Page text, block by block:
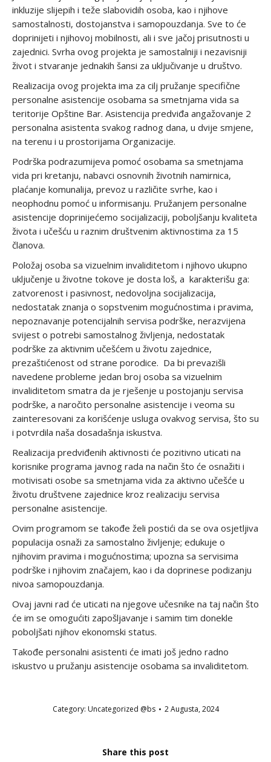
inkluzije slijepih i teže slabovidih osoba, kao i njihove
samostalnosti, dostojanstva i samopouzdanja. Sve to će
doprinijeti i njihovoj mobilnosti, ali i sve jačoj prisutnosti u
zajednici. Svrha ovog projekta je samostalniji i nezavisniji
život i stvaranje jednakih šansi za uključivanje u društvo.
Realizacija ovog projekta ima za cilj pružanje specifične
personalne asistencije osobama sa smetnjama vida sa
teritorije Opštine Bar. Asistencija predviđa angažovanje 2
personalna asistenta svakog radnog dana, u dvije smjene,
na terenu i u prostorijama Organizacije.
Podrška podrazumijeva pomoć osobama sa smetnjama
vida pri kretanju, nabavci osnovnih životnih namirnica,
plaćanje komunalija, prevoz u različite svrhe, kao i
neophodnu pomoć u informisanju. Pružanjem personalne
asistencije doprinijećemo socijalizaciji, poboljšanju kvaliteta
života i učešću u raznim društvenim aktivnostima za 15
članova.
Položaj osoba sa vizuelnim invaliditetom i njihovo ukupno
uključenje u životne tokove je dosta loš, a karakterišu ga:
zatvorenost i pasivnost, nedovoljna socijalizacija,
nedostatak znanja o sopstvenim mogućnostima i pravima,
nepoznavanje potencijalnih servisa podrške, nerazvijena
svijest o potrebi samostalnog življenja, nedostatak
podrške za aktivnim učešćem u životu zajednice,
prezaštićenost od strane porodice. Da bi prevazišli
navedene probleme jedan broj osoba sa vizuelnim
invaliditetom smatra da je rješenje u postojanju servisa
podrške, a naročito personalne asistencije i veoma su
zainteresovani za korišćenje usluga ovakvog servisa, što su
i potvrdila naša dosadašnja iskustva.
Realizacija predviđenih aktivnosti će pozitivno uticati na
korisnike programa javnog rada na način što će osnažiti i
motivisati osobe sa smetnjama vida za aktivno učešće u
životu društvene zajednice kroz realizaciju servisa
personalne asistencije.
Ovim programom se takođe želi postići da se ova osjetljiva
populacija osnaži za samostalno življenje; edukuje o
njihovim pravima i mogućnostima; upozna sa servisima
podrške i njihovim značajem, kao i da doprinese podizanju
nivoa samopouzdanja.
Ovaj javni rad će uticati na njegove učesnike na taj način što
će im se omogućiti zapošljavanje i samim tim donekle
poboljšati njihov ekonomski status.
Takođe personalni asistenti će imati još jedno radno
iskustvo u pružanju asistencije osobama sa invaliditetom.
Category: Uncategorized @bs 2 Augusta, 2024
Share this post